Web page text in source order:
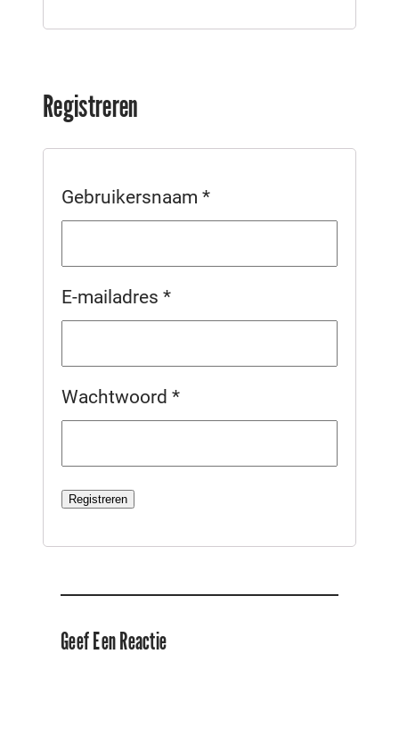
Registreren
Gebruikersnaam *
E-mailadres *
Wachtwoord *
Geef Een Reactie